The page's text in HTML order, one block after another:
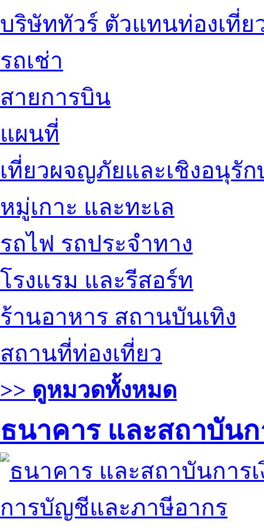
บริษัททัวร์ ตัวแทนท่องเที่ย
รถเช่า
สายการบิน
แผนที่
เที่ยวผจญภัยและเชิงอนุรัก
หมู่เกาะ และทะเล
รถไฟ รถประจำทาง
โรงแรม และรีสอร์ท
ร้านอาหาร สถานบันเทิง
สถานที่ท่องเที่ยว
>> ดูหมวดทั้งหมด
ธนาคาร และสถาบันก
การบัญชีและภาษีอากร